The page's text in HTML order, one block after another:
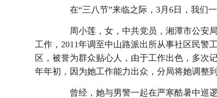
在“三八节”来临之际，3月6日，我们
周小莲，女，中共党员，湘潭市公安局
工作，2011年调至中山路派出所从事社区民警
区，被誉为群众贴心人，由于工作出色，多次
年年初，因为她工作能力出众，分局将她调整
曾经，她与男警一起在严寒酷暑中巡逻